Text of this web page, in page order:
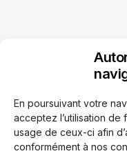
En poursuivant votre
acceptez l’utilisation de
usage de ceux-ci afin
conformément à nos